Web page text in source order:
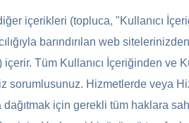
içerikleri (topluca, "Kullanıcı
barındırılan web
Tüm Kullanıcı İçeriğinden ve
Hizmetlerde veya
için gerekli tüm haklara